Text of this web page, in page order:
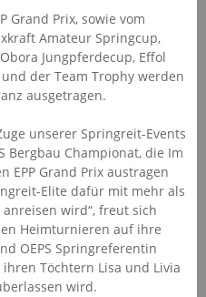
Grand Prix, sowie vom
Amateur Springcup,
Jungpferdecup, Effol
und der Team Trophy werden
ausgetragen.
unserer Springreit-Events
Bergbau Championat, die Im
EPP Grand Prix austragen
Elite dafür mit mehr als
wird“, freut sich
Heimturnieren auf ihre
OEPS Springreferentin
Töchtern Lisa und Livia
wird.